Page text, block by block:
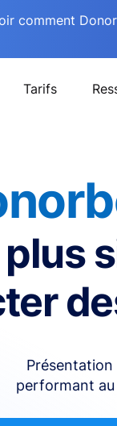
comment
Tarifs
performant au